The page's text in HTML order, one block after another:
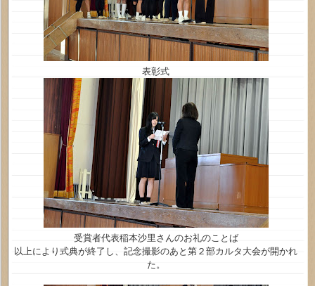
表彰式
受賞者代表稲本沙里さんのお礼のことば
以上により式典が終了し、記念撮影のあと第２部カルタ大会が開かれ
た。